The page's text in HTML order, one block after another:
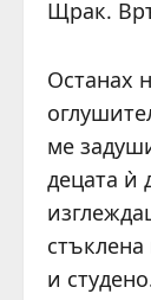
Щрак.
Останах
ме
децата ѝ
и